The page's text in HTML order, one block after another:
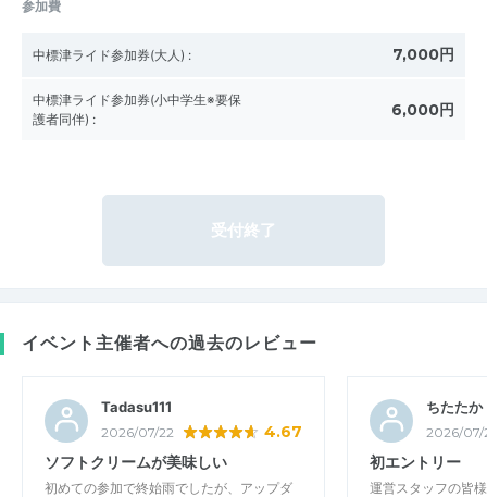
参加費
中標津ライド参加券(大人) : 7,000円
中標津ライド参加券(小中学生※要保
護者同伴) : 6,000円
受付終了
イベント主催者への過去のレビュー
Tadasu111
2026/07/22 4.67
ソフトクリームが美味しい
初めての参加で終始雨でしたが、アップダ
ちたたか
2026/07/
初エントリー
運営スタッフの皆